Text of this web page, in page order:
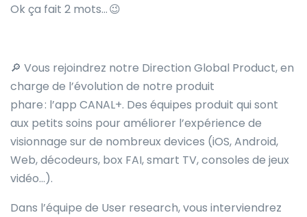
Ok ça fait 2 mots… 😉
🔎 Vous rejoindrez notre Direction Global Product, en
charge de l’évolution de notre produit
phare : l’app CANAL+. Des équipes produit qui sont
aux petits soins pour améliorer l’expérience de
visionnage sur de nombreux devices (iOS, Android,
Web, décodeurs, box FAI, smart TV, consoles de jeux
vidéo…).
Dans l’équipe de User research, vous interviendrez